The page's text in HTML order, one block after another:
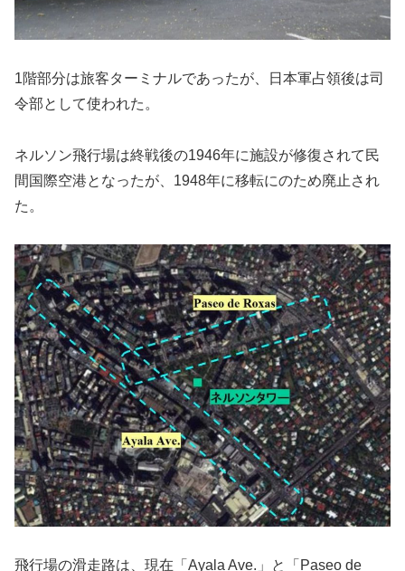
1階部分は旅客ターミナルであったが、日本軍占領後は司
令部として使われた。
ネルソン飛行場は終戦後の1946年に施設が修復されて民
間国際空港となったが、1948年に移転にのため廃止され
た。
飛行場の滑走路は、現在「Ayala Ave.」と「Paseo de